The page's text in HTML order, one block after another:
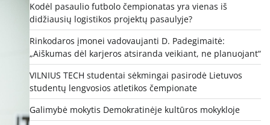
Kodėl pasaulio futbolo čempionatas yra vienas iš
didžiausių logistikos projektų pasaulyje?
Rinkodaros įmonei vadovaujanti D. Padegimaitė:
„Aiškumas dėl karjeros atsiranda veikiant, ne planuojant“
VILNIUS TECH studentai sėkmingai pasirodė Lietuvos
studentų lengvosios atletikos čempionate
Galimybė mokytis Demokratinėje kultūros mokykloje